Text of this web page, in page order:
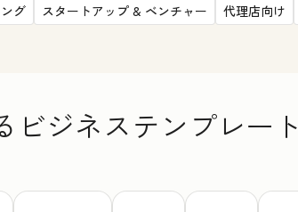
グ スタートアップ & ベンチャー 代理店向け
ビジネステンプレート